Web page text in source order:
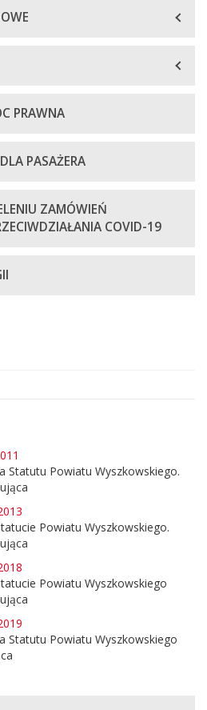
PRAWNA
PASAŻERA
ZAMÓWIEŃ
COVID-19
Statutu Powiatu Wyszkowskiego.
Powiatu Wyszkowskiego.
Powiatu Wyszkowskiego
Statutu Powiatu Wyszkowskiego